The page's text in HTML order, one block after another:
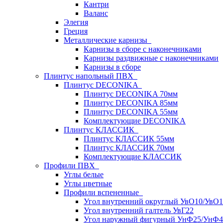
Кантри
Валанс
Элегия
Греция
Металлические карнизы
Карнизы в сборе с наконечниками
Карнизы раздвижные с наконечниками
Карнизы в сборе
Плинтус напольный ПВХ
Плинтус DECONIKA
Плинтус DECONIKA 70мм
Плинтус DECONIKA 85мм
Плинтус DECONIKA 55мм
Комплектующие DECONIKA
Плинтус КЛАССИК
Плинтус КЛАССИК 55мм
Плинтус КЛАССИК 70мм
Комплектующие КЛАССИК
Профили ПВХ
Углы белые
Углы цветные
Профили вспененные
Угол внутренний округлый УвО10/
Угол внутренний галтель УвГ22
Угол наружный фигурный УнФ25/